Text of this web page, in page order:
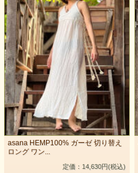
asana HEMP100% ガーゼ 切り替え
ロング ワン...
定価：14,630円(税込)